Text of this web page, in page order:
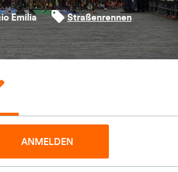
Emilia Straßenrennen
ANMELDEN